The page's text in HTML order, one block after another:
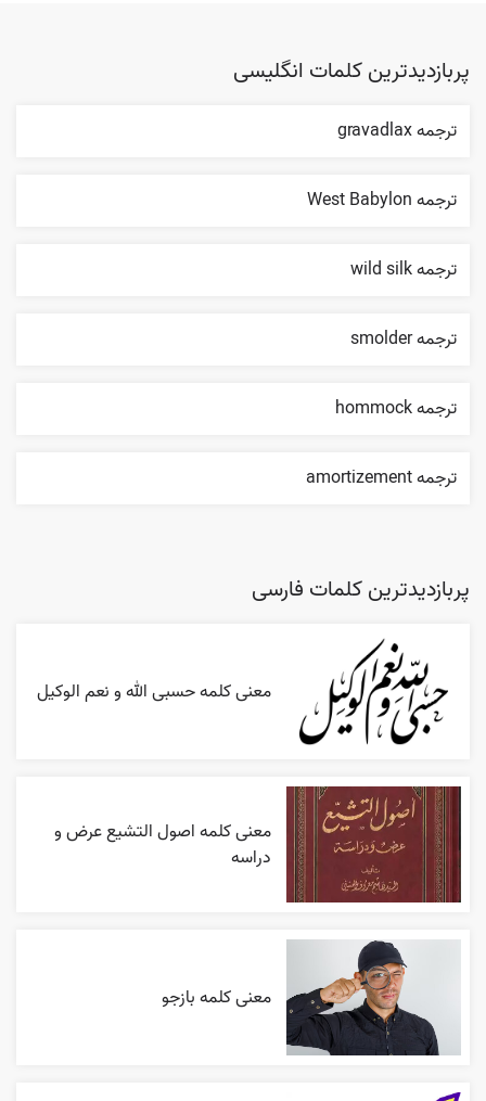
پربازدیدترین کلمات انگلیسی
ترجمه gravadlax
ترجمه West Babylon
ترجمه wild silk
ترجمه smolder
ترجمه hommock
ترجمه amortizement
پربازدیدترین کلمات فارسی
معنی کلمه حسبی الله و نعم الوکیل
معنی کلمه اصول التشیع عرض و
دراسه
معنی کلمه بازجو